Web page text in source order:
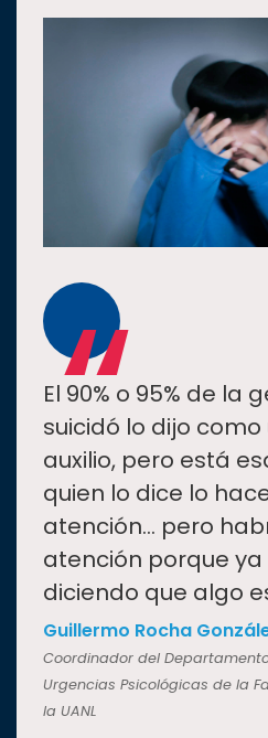
“
El 90% o 95% de la
suicidó lo dijo
auxilio, pero está
quien lo dice lo
atención... pero
atención porque ya
diciendo que algo
Guillermo Rocha
Coordinador del
Urgencias Psicológicas de la
la UANL